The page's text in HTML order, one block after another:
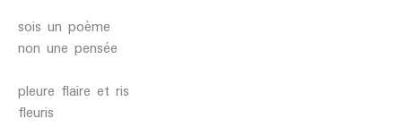
sois un poème
non une pensée
pleure flaire et ris
fleuris